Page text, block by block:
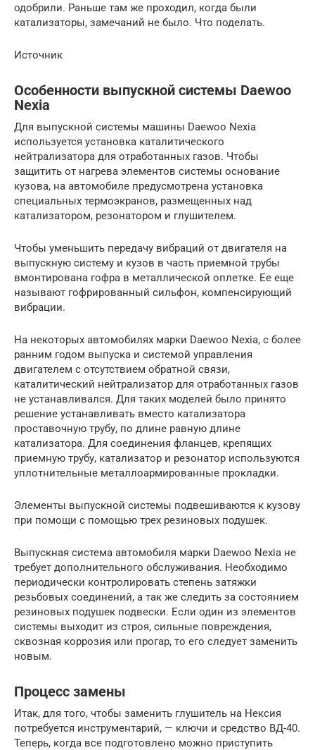
одобрили. Раньше там же проходил, когда были
катализаторы, замечаний не было. Что поделать.
Источник
Особенности выпускной системы Daewoo
Nexia
Для выпускной системы машины Daewoo Nexia
используется установка каталитического
нейтрализатора для отработанных газов. Чтобы
защитить от нагрева элементов системы основание
кузова, на автомобиле предусмотрена установка
специальных термоэкранов, размещенных над
катализатором, резонатором и глушителем.
Чтобы уменьшить передачу вибраций от двигателя на
выпускную систему и кузов в часть приемной трубы
вмонтирована гофра в металлической оплетке. Ее еще
называют гофрированный сильфон, компенсирующий
вибрации.
На некоторых автомобилях марки Daewoo Nexia, с более
ранним годом выпуска и системой управления
двигателем с отсутствием обратной связи,
каталитический нейтрализатор для отработанных газов
не устанавливался. Для таких моделей было принято
решение устанавливать вместо катализатора
проставочную трубу, по длине равную длине
катализатора. Для соединения фланцев, крепящих
приемную трубу, катализатор и резонатор используются
уплотнительные металлоармированные прокладки.
Элементы выпускной системы подвешиваются к кузову
при помощи с помощью трех резиновых подушек.
Выпускная система автомобиля марки Daewoo Nexia не
требует дополнительного обслуживания. Необходимо
периодически контролировать степень затяжки
резьбовых соединений, а так же следить за состоянием
резиновых подушек подвески. Если один из элементов
системы выходит из строя, сильные повреждения,
сквозная коррозия или прогар, то его следует заменить
новым.
Процесс замены
Итак, для того, чтобы заменить глушитель на Нексия
потребуется инструментарий, — ключи и средство ВД-40.
Теперь, когда все подготовлено можно приступить